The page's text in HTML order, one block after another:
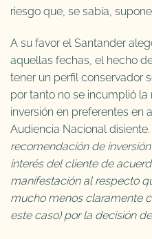
riesgo que, se sabía,
A su favor el Santander
aquellas fechas, el hecho
tener un perfil conservador
por tanto no se incumplió
inversión en preferentes en
Audiencia Nacional disiente.
recomendación de
interés del cliente de
manifestación al respecto
mucho menos claramente
este caso) por la decisión